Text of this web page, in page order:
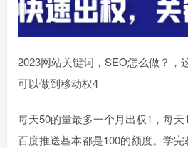
2023网站关键词，SEO怎么做？，
可以做到移动权4
每天50的量最多一个月出权1，每天
百度推送基本都是100的额度。学